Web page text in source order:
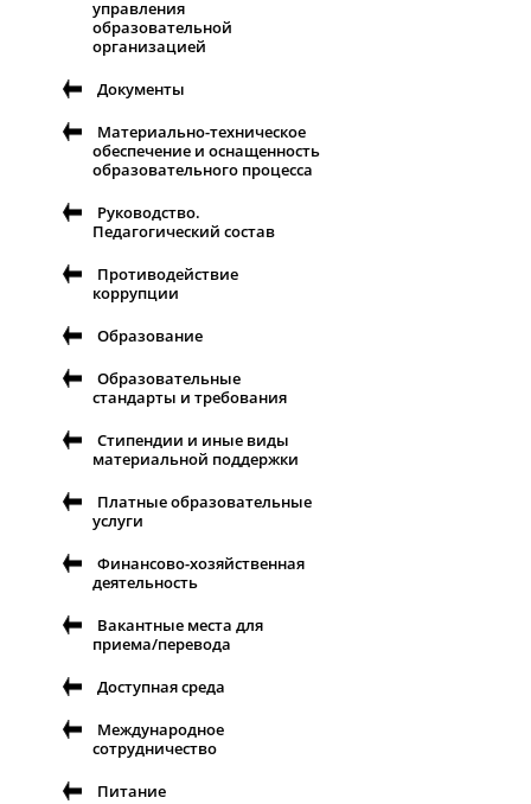
управления
образовательной
организацией
Документы
Материально-техническое
обеспечение и оснащенность
образовательного процесса
Руководство.
Педагогический состав
Противодействие
коррупции
Образование
Образовательные
стандарты и требования
Стипендии и иные виды
материальной поддержки
Платные образовательные
услуги
Финансово-хозяйственная
деятельность
Вакантные места для
приема/перевода
Доступная среда
Международное
сотрудничество
Питание